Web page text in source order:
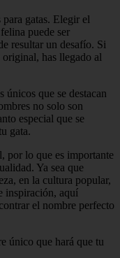
gatas. Elegir el
puede ser
resultar un desafío. Si
original, has llegado al
únicos que se destacan
no solo son
especial que se
gata.
por lo que es importante
Ya sea que
en la cultura popular,
inspiración, aquí
el nombre perfecto
único que hará que tu